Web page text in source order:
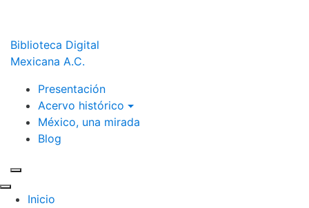
Biblioteca Digital
Mexicana A.C.
Presentación
Acervo histórico
México, una mirada
Blog
Inicio